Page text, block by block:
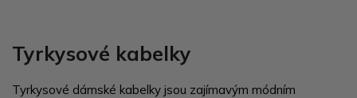
Tyrkysové kabelky
Tyrkysové dámské kabelky jsou zajímavým módním